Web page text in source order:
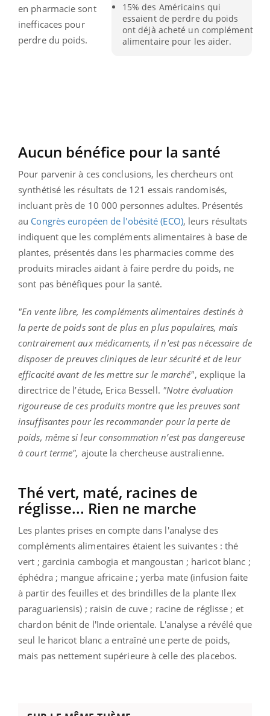
15% des Américains qui
essaient de perdre du poids
ont déjà acheté un complément
alimentaire pour les aider.
en pharmacie sont
inefficaces pour
perdre du poids.
Aucun bénéfice pour la santé
Pour parvenir à ces conclusions, les chercheurs ont
synthétisé les résultats de 121 essais randomisés,
incluant près de 10 000 personnes adultes. Présentés
au Congrès européen de l'obésité (ECO), leurs résultats
indiquent que les compléments alimentaires à base de
plantes, présentés dans les pharmacies comme des
produits miracles aidant à faire perdre du poids, ne
sont pas bénéfiques pour la santé.
"En vente libre, les compléments alimentaires destinés à
la perte de poids sont de plus en plus populaires, mais
contrairement aux médicaments, il n'est pas nécessaire de
disposer de preuves cliniques de leur sécurité et de leur
efficacité avant de les mettre sur le marché", explique la
directrice de l’étude, Erica Bessell. "Notre évaluation
rigoureuse de ces produits montre que les preuves sont
insuffisantes pour les recommander pour la perte de
poids, même si leur consommation n’est pas dangereuse
à court terme", ajoute la chercheuse australienne.
Thé vert, maté, racines de
réglisse... Rien ne marche
Les plantes prises en compte dans l'analyse des
compléments alimentaires étaient les suivantes : thé
vert ; garcinia cambogia et mangoustan ; haricot blanc ;
éphédra ; mangue africaine ; yerba mate (infusion faite
à partir des feuilles et des brindilles de la plante Ilex
paraguariensis) ; raisin de cuve ; racine de réglisse ; et
chardon bénit de l'Inde orientale. L'analyse a révélé que
seul le haricot blanc a entraîné une perte de poids,
mais pas nettement supérieure à celle des placebos.